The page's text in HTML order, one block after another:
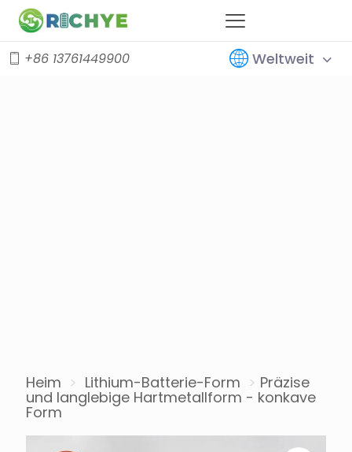
+86 13761449900 Weltweit
Heim > Lithium-Batterie-Form > Präzise
und langlebige Hartmetallform - konkave
Form